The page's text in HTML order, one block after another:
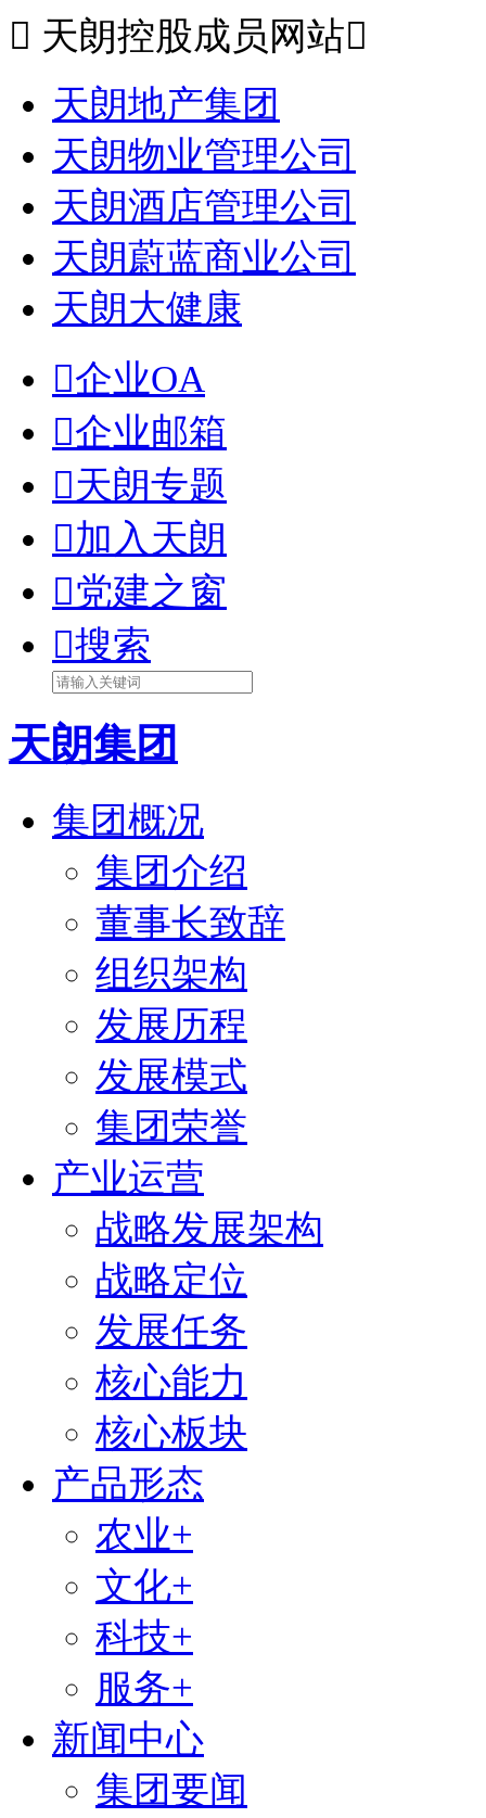
 天朗控股成员网站
天朗地产集团
天朗物业管理公司
天朗酒店管理公司
天朗蔚蓝商业公司
天朗大健康
企业OA
企业邮箱
天朗专题
加入天朗
党建之窗
搜索
天朗集团
集团概况
集团介绍
董事长致辞
组织架构
发展历程
发展模式
集团荣誉
产业运营
战略发展架构
战略定位
发展任务
核心能力
核心板块
产品形态
农业+
文化+
科技+
服务+
新闻中心
集团要闻